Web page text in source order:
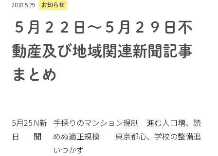
2018.5.29 お知らせ
５月２２日～５月２９日不
動産及び地域関連新聞記事
まとめ
5月25
日
N新
聞
手探りのマンション規制 進む人口増、読
めぬ適正規模 東京都心、学校の整備追
いつかず